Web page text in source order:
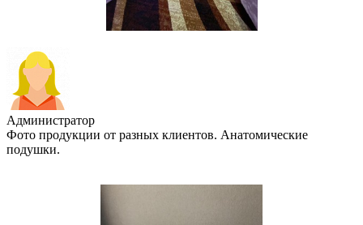
Администратор
Фото продукции от разных клиентов. Анатомические
подушки.